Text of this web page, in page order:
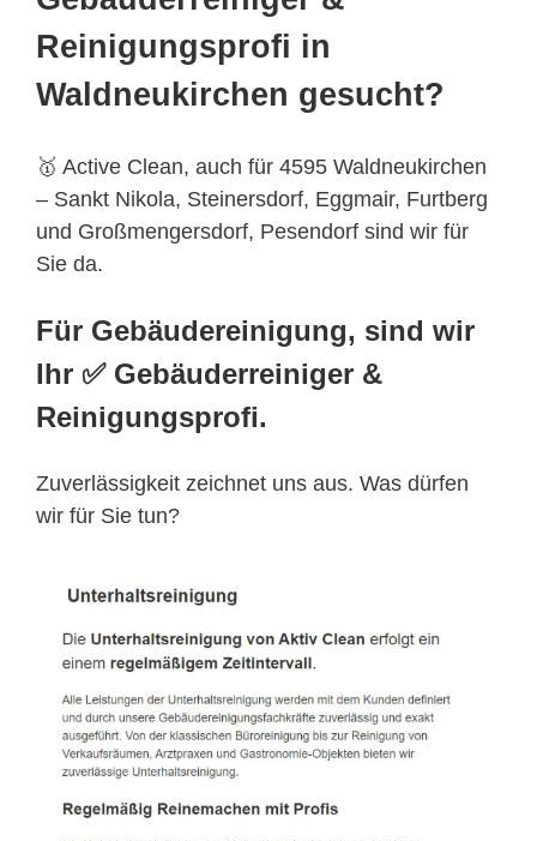
Reinigungsprofi in
Waldneukirchen gesucht?
🥇 Active Clean, auch für 4595 Waldneukirchen
– Sankt Nikola, Steinersdorf, Eggmair, Furtberg
und Großmengersdorf, Pesendorf sind wir für
Sie da.
Für Gebäudereinigung, sind wir
Ihr ✅ Gebäuderreiniger &
Reinigungsprofi.
Zuverlässigkeit zeichnet uns aus. Was dürfen
wir für Sie tun?